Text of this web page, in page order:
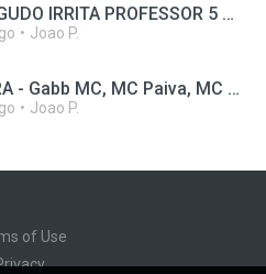
MONTAGEM AGUDO IRRITA PROFESSOR 5 🎭 ( DJ C4 ) ( mandelão )
Joao P.
NOIS É OS CARA - Gabb MC, MC Paiva, MC Kadu, e MC Lemos (Love Funk) DJ WN
Joao P.
of Use